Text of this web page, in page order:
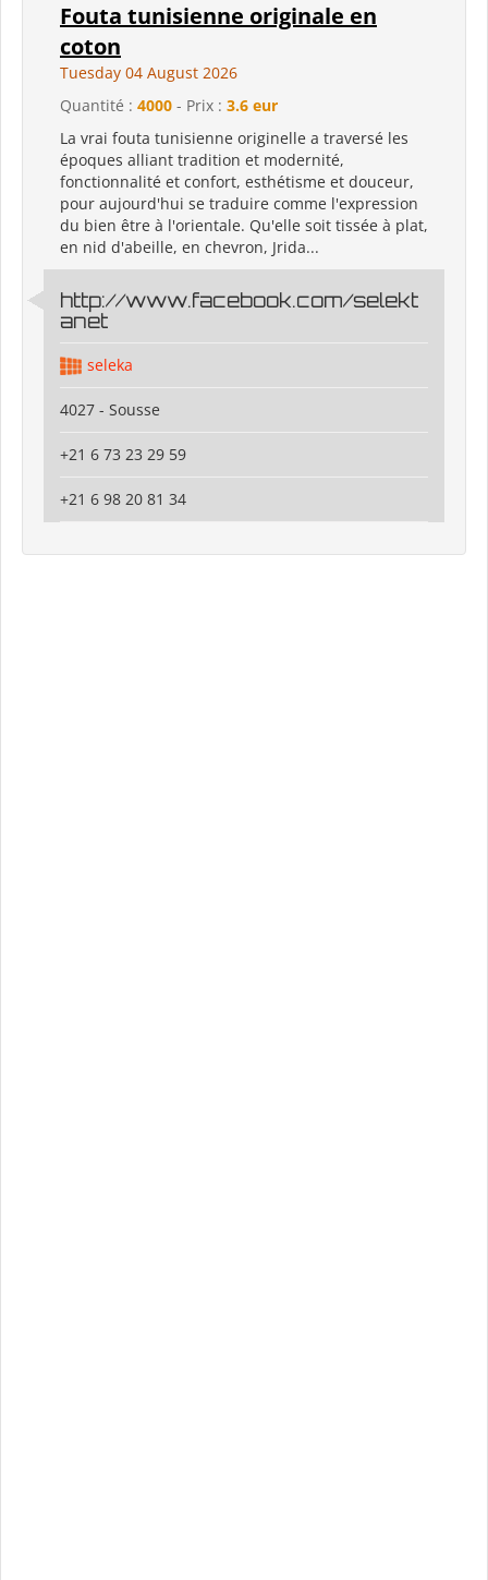
Fouta tunisienne originale en
coton
Tuesday 04 August 2026
Quantité : 4000 - Prix : 3.6 eur
La vrai fouta tunisienne originelle a traversé les
époques alliant tradition et modernité,
fonctionnalité et confort, esthétisme et douceur,
pour aujourd'hui se traduire comme l'expression
du bien être à l'orientale. Qu'elle soit tissée à plat,
en nid d'abeille, en chevron, Jrida...
http://www.facebook.com/selekt
anet
seleka
4027 - Sousse
+21 6 73 23 29 59
+21 6 98 20 81 34